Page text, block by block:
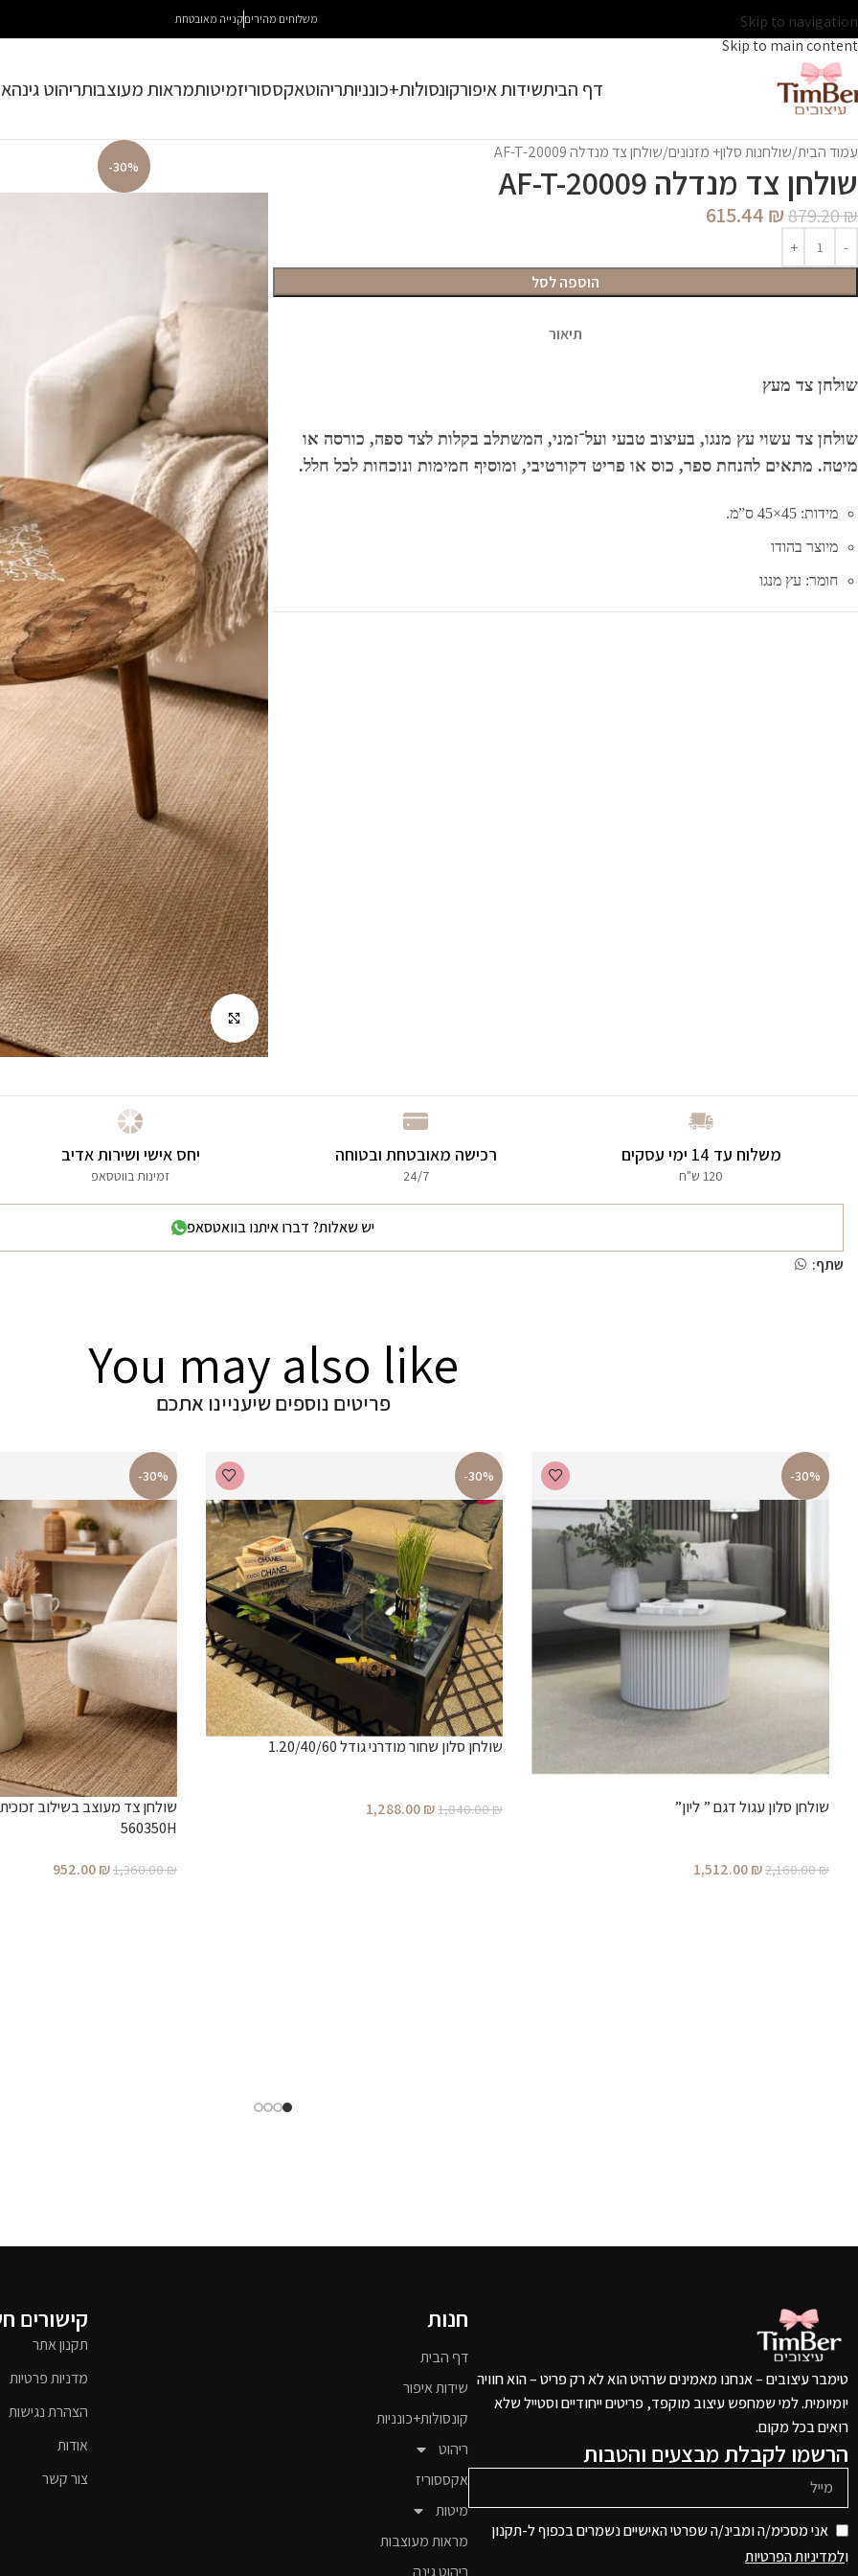
Skip to navigation
Skip to main content
משלוחים מהיריםקנייה מאובטחת
דף הביתשידות איפורקונסולות+כונניותריהוטאקססוריזמיטותמראות מעוצבותריהוט גינה
עמוד הבית שולחנות סלון+ מזנונים שולחן צד מנדלה AF-T-20009
שולחן צד מנדלה AF-T-20009
879.20₪
615.44 ₪
הוספה לסל
תיאור
שולחן צד מעץ
שולחן צד עשוי עץ מנגו, בעיצוב טבעי ועל־זמני, המשתלב בקלות לצד ספה, כורסה או
מיטה. מתאים להנחת ספר, כוס או פריט דקורטיבי, ומוסיף חמימות ונוכחות לכל חלל.
מידות: 45×45 ס”מ.
מיוצר בהודו
חומר: עץ מנגו
-30%
לחץ להגדלה
משלוח עד 14 ימי עסקים
120 ש"ח
רכישה מאובטחת ובטוחה
24/7
יחס אישי ושירות אדיב
זמינות בווטסאפ
יש שאלות? דברו איתנו בוואטסאפ
שתף:
You may also like
פריטים נוספים שיעניינו אתכם
-30%
שולחן סלון עגול דגם ” ליון”
2,160.00₪
1,512.00₪
-30%
שולחן סלון שחור מודרני גודל 1.20/40/60
1,840.00₪
1,288.00₪
-30%
שולחן צד מעוצב בשילוב
560350H
1,360.00₪
952.00₪
טימבר עיצובים – אנחנו מאמינים שרהיט הוא לא רק פריט – הוא חוויה
יומיומית. למי שמחפש עיצוב מוקפד, פריטים ייחודיים וסטייל שלא
רואים בכל מקום.
הרשמו לקבלת מבצעים והטבות
אני מסכימ/ה ומבינ/ה שפרטי האישיים נשמרים בכפוף ל-תקנון
ולמדיניות הפרטיות
חנות
דף הבית
שידות איפור
קונסולות+כונניות
ריהוט
אקססוריז
מיטות
מראות מעוצבות
ריהוט גינה
קישורים
תקנון אתר
מדניות פרטיות
הצהרת נגישות
אודות
צור קשר